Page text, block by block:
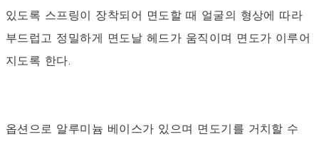
있도록 스프링이 장착되어 면도할 때 얼굴의 형상에 따라
부드럽고 정밀하게 면도날 헤드가 움직이며 면도가 이루어
지도록 한다.
옵션으로 알루미늄 베이스가 있으며 면도기를 거치할 수